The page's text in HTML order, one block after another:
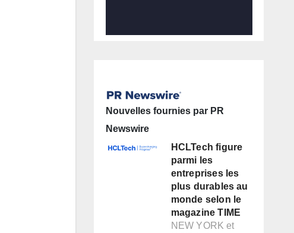
Nouvelles fournies par PR
Newswire
HCLTech figure
parmi les
entreprises les
plus durables au
monde selon le
magazine TIME
NEW YORK et